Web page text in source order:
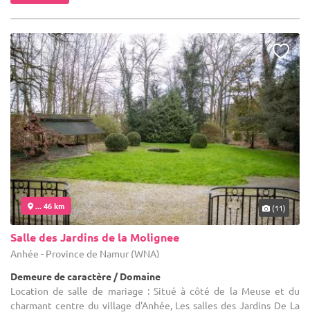
... 46 km (11)
Salle des Jardins de la Molignee
Anhée - Province de Namur (WNA)
Demeure de caractère / Domaine
Location de salle de mariage : Situé à côté de la Meuse et du
charmant centre du village d'Anhée, Les salles des Jardins De La